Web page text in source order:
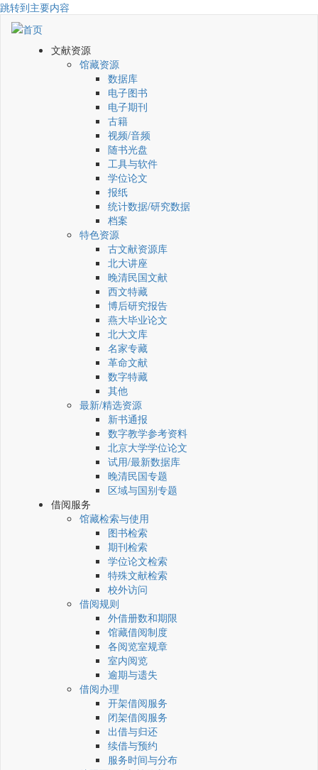
跳转到主要内容
文献资源
馆藏资源
数据库
电子图书
电子期刊
古籍
视频/音频
随书光盘
工具与软件
学位论文
报纸
统计数据/研究数据
档案
特色资源
古文献资源库
北大讲座
晚清民国文献
西文特藏
博后研究报告
燕大毕业论文
北大文库
名家专藏
革命文献
数字特藏
其他
最新/精选资源
新书通报
数字教学参考资料
北京大学学位论文
试用/最新数据库
晚清民国专题
区域与国别专题
借阅服务
馆藏检索与使用
图书检索
期刊检索
学位论文检索
特殊文献检索
校外访问
借阅规则
外借册数和期限
馆藏借阅制度
各阅览室规章
室内阅览
逾期与遗失
借阅办理
开架借阅服务
闭架借阅服务
出借与归还
续借与预约
服务时间与分布